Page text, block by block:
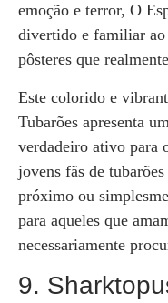
emoção e terror, O
divertido e familiar ao
pôsteres que
Este colorido e
Tubarões apresenta
verdadeiro ativo para
jovens fãs de
próximo ou
para aqueles que
necessariamente
9.